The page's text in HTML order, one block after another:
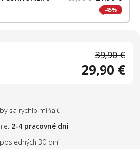
45%
39,90 €
29,90 €
sa rýchlo míňajú
2-4 pracovné dni
30 dní